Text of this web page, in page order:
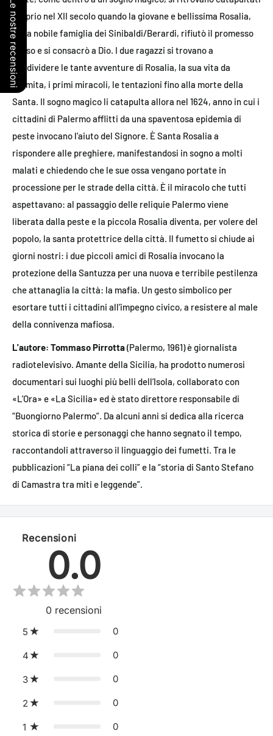
proprio nel XII secolo quando la giovane e bellissima Rosalia,
della nobile famiglia dei Sinibaldi/Berardi, rifiutò il promesso
sposo e si consacrò a Dio. I due ragazzi si trovano a
condividere le tante avventure di Rosalia, la sua vita da
eremita, i primi miracoli, le tentazioni fino alla morte della
Santa. Il sogno magico li catapulta allora nel 1624, anno in cui i
cittadini di Palermo afflitti da una spaventosa epidemia di
peste invocano l’aiuto del Signore. È Santa Rosalia a
rispondere alle preghiere, manifestandosi in sogno a molti
malati e chiedendo che le sue ossa vengano portate in
processione per le strade della città. È il miracolo che tutti
aspettavano: al passaggio delle reliquie Palermo viene
liberata dalla peste e la piccola Rosalia diventa, per volere del
popolo, la santa protettrice della città. Il fumetto si chiude ai
giorni nostri: i due piccoli amici di Rosalia invocano la
protezione della Santuzza per una nuova e terribile pestilenza
che attanaglia la città: la mafia. Un gesto simbolico per
esortare tutti i cittadini all’impegno civico, a resistere al male
della connivenza mafiosa.
L'autore: Tommaso Pirrotta(Palermo, 1961) è giornalista
radiotelevisivo. Amante della Sicilia, ha prodotto numerosi
documentari sui luoghi più belli dell’Isola, collaborato con
«L’Ora» e «La Sicilia» ed è stato direttore responsabile di
“Buongiorno Palermo”. Da alcuni anni si dedica alla ricerca
storica di storie e personaggi che hanno segnato il tempo,
raccontandoli attraverso il linguaggio dei fumetti. Tra le
pubblicazioni “La piana dei colli” e la “storia di Santo Stefano
di Camastra tra miti e leggende”.
Recensioni
0.0
0 recensioni
5 0
4 0
3 0
2 0
1 0
Le nostre recensioni